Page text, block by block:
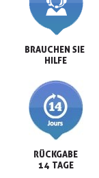
BRAUCHEN SIE
HILFE
RÜCKGABE
14 TAGE